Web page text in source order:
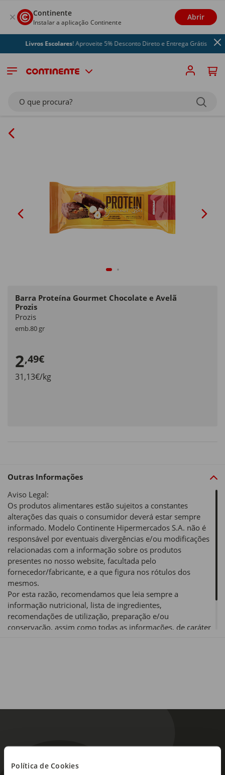
Política de Cookies
Continente
Instalar a aplicação Continente
Abrir
Livros Escolares! Aproveite 5% Desconto Direto e Entrega Grátis
O que procura?
Barra Proteína Gourmet Chocolate e Avelã
Prozis
Prozis
emb.80 gr
2,49€
31,13€/kg
Outras Informações
Aviso Legal:
Os produtos alimentares estão sujeitos a constantes
alterações das quais o consumidor deverá estar sempre
informado. Modelo Continente Hipermercados S.A. não é
responsável por eventuais divergências e/ou modificações
relacionadas com a informação sobre os produtos
presentes no nosso website, facultada pelo
fornecedor/fabricante, e a que figura nos rótulos dos
mesmos.
Por esta razão, recomendamos que leia sempre a
informação nutricional, lista de ingredientes,
recomendações de utilização, preparação e/ou
conservação, assim como todas as informações, de caráter